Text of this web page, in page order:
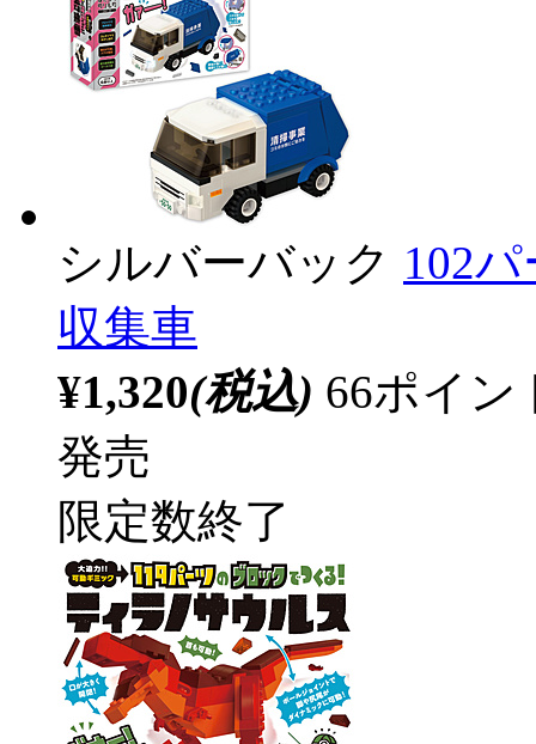
シルバーバック 102
収集車
¥1,320(税込) 66ポイ
発売
限定数終了